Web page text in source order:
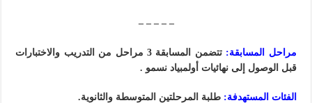
– – – – –
مراحل المسابقة:
‏تتضمن المسابقة 3 مراحل من التدريب والاختبارات
قبل الوصول إلى نهائيات أولمبياد نسمو .
الفئات المستهدفة: طلبة المرحلتين المتوسطة والثانوية.